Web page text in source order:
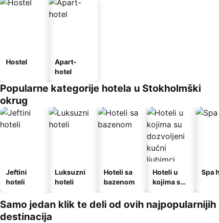
Hostel
Apart-
hotel
Popularne kategorije hotela u Stokholmški
okrug
Jeftini
hoteli
Luksuzni
hoteli
Hoteli sa
bazenom
Hoteli u
kojima su
kućni
ljubimci
Spa
Samo jedan klik te deli od ovih najpopularnijih
destinacija